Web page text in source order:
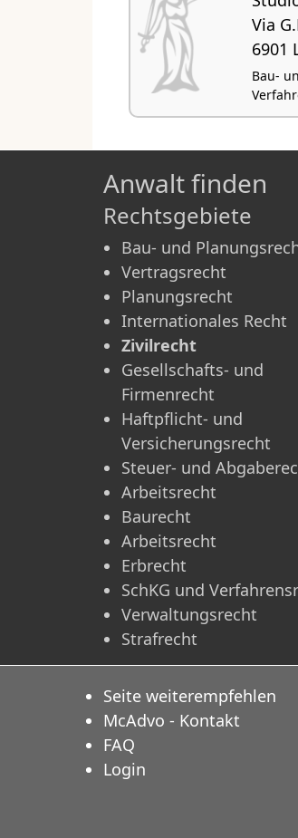
Via
6901
Bau-
Anwalt finden
Rechtsgebiete
Bau- und
Vertragsrecht
Planungsrecht
Internationales Recht
Zivilrecht
Gesellschafts- und
Firmenrecht
Haftpflicht- und
Versicherungsrecht
Steuer- und
Arbeitsrecht
Baurecht
Arbeitsrecht
Erbrecht
SchKG und
Verwaltungsrecht
Strafrecht
Seite weiterempfehlen
McAdvo - Kontakt
FAQ
Login